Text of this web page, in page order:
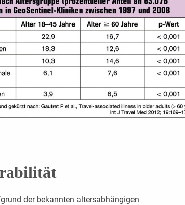
der bekannten altersabhängigen